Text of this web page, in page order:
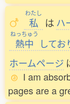
わたし
私 は ハ
ねっちゅう
熱中 してお
ホームページ
I am
pages are a